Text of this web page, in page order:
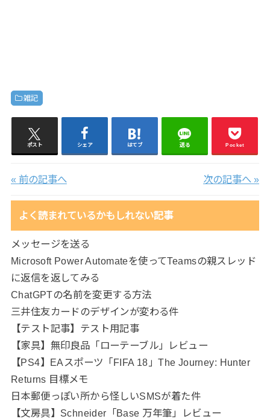
雑記
ポスト シェア はてブ 送る Pocket
« 前の記事へ 次の記事へ »
よく読まれているかもしれない記事
メッセージを送る
Microsoft Power Automateを使ってTeamsの親スレッド
に返信を返してみる
ChatGPTの名前を変更する方法
三井住友カードのデザインが変わる件
【テスト記事】テスト用記事
【家具】無印良品「ローテーブル」レビュー
【PS4】EAスポーツ「FIFA 18」The Journey: Hunter
Returns 目標メモ
日本郵便っぽい所から怪しいSMSが着た件
【文房具】Schneider「Base 万年筆」レビュー